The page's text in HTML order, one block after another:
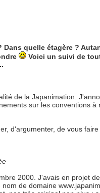
Dans quelle étagère ?
Voici un suivi de
de la Japanimation.
sur les conventions
d'argumenter, de vous
2000. J'avais en projet
de domaine